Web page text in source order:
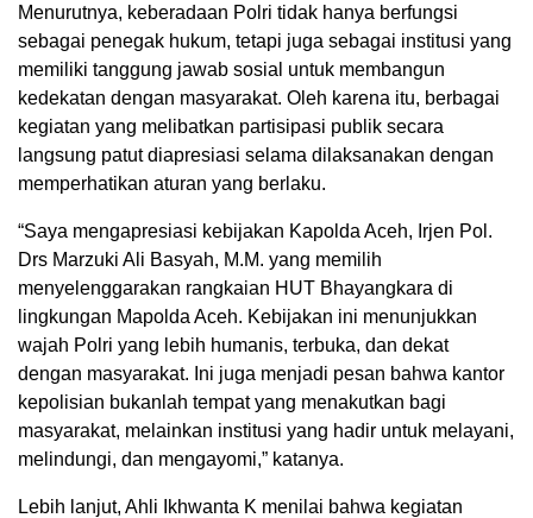
Menurutnya, keberadaan Polri tidak hanya berfungsi
sebagai penegak hukum, tetapi juga sebagai institusi yang
memiliki tanggung jawab sosial untuk membangun
kedekatan dengan masyarakat. Oleh karena itu, berbagai
kegiatan yang melibatkan partisipasi publik secara
langsung patut diapresiasi selama dilaksanakan dengan
memperhatikan aturan yang berlaku.
“Saya mengapresiasi kebijakan Kapolda Aceh, Irjen Pol.
Drs Marzuki Ali Basyah, M.M. yang memilih
menyelenggarakan rangkaian HUT Bhayangkara di
lingkungan Mapolda Aceh. Kebijakan ini menunjukkan
wajah Polri yang lebih humanis, terbuka, dan dekat
dengan masyarakat. Ini juga menjadi pesan bahwa kantor
kepolisian bukanlah tempat yang menakutkan bagi
masyarakat, melainkan institusi yang hadir untuk melayani,
melindungi, dan mengayomi,” katanya.
Lebih lanjut, Ahli Ikhwanta K menilai bahwa kegiatan